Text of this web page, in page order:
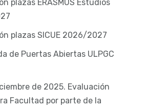
plazas ERASMUS Estudios
plazas SICUE 2026/2027
de Puertas Abiertas ULPGC
de 2025. Evaluación
Facultad por parte de la